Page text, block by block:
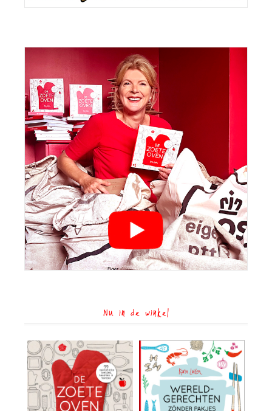
Nu in de winkel